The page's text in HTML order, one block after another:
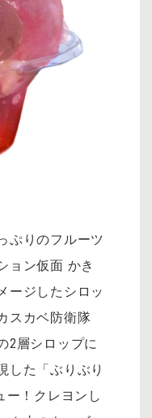
ぷりのフルーツ
ョン仮面 かき
ージしたシロッ
スカベ防衛隊
2層シロップに
した「ぶりぶり
ー！クレヨンし